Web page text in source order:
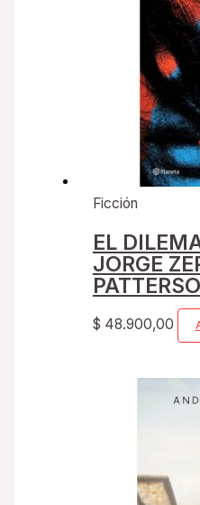
Ficción
EL
JORGE
$ 48.900,00